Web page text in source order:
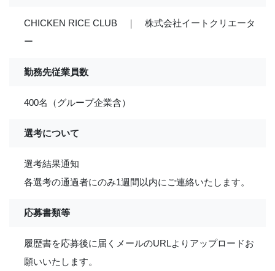
CHICKEN RICE CLUB ｜ 株式会社イートクリエータ
ー
勤務先従業員数
400名（グループ企業含）
選考について
選考結果通知
各選考の通過者にのみ1週間以内にご連絡いたします。
応募書類等
履歴書を応募後に届くメールのURLよりアップロードお
願いいたします。